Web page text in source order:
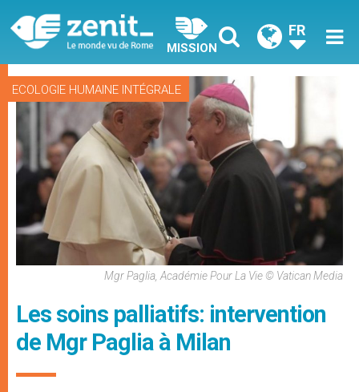
MISSION
FR
ECOLOGIE HUMAINE INTÉGRALE
Mgr Paglia, Académie Pour La Vie © Vatican Media
Les soins palliatifs: intervention
de Mgr Paglia à Milan